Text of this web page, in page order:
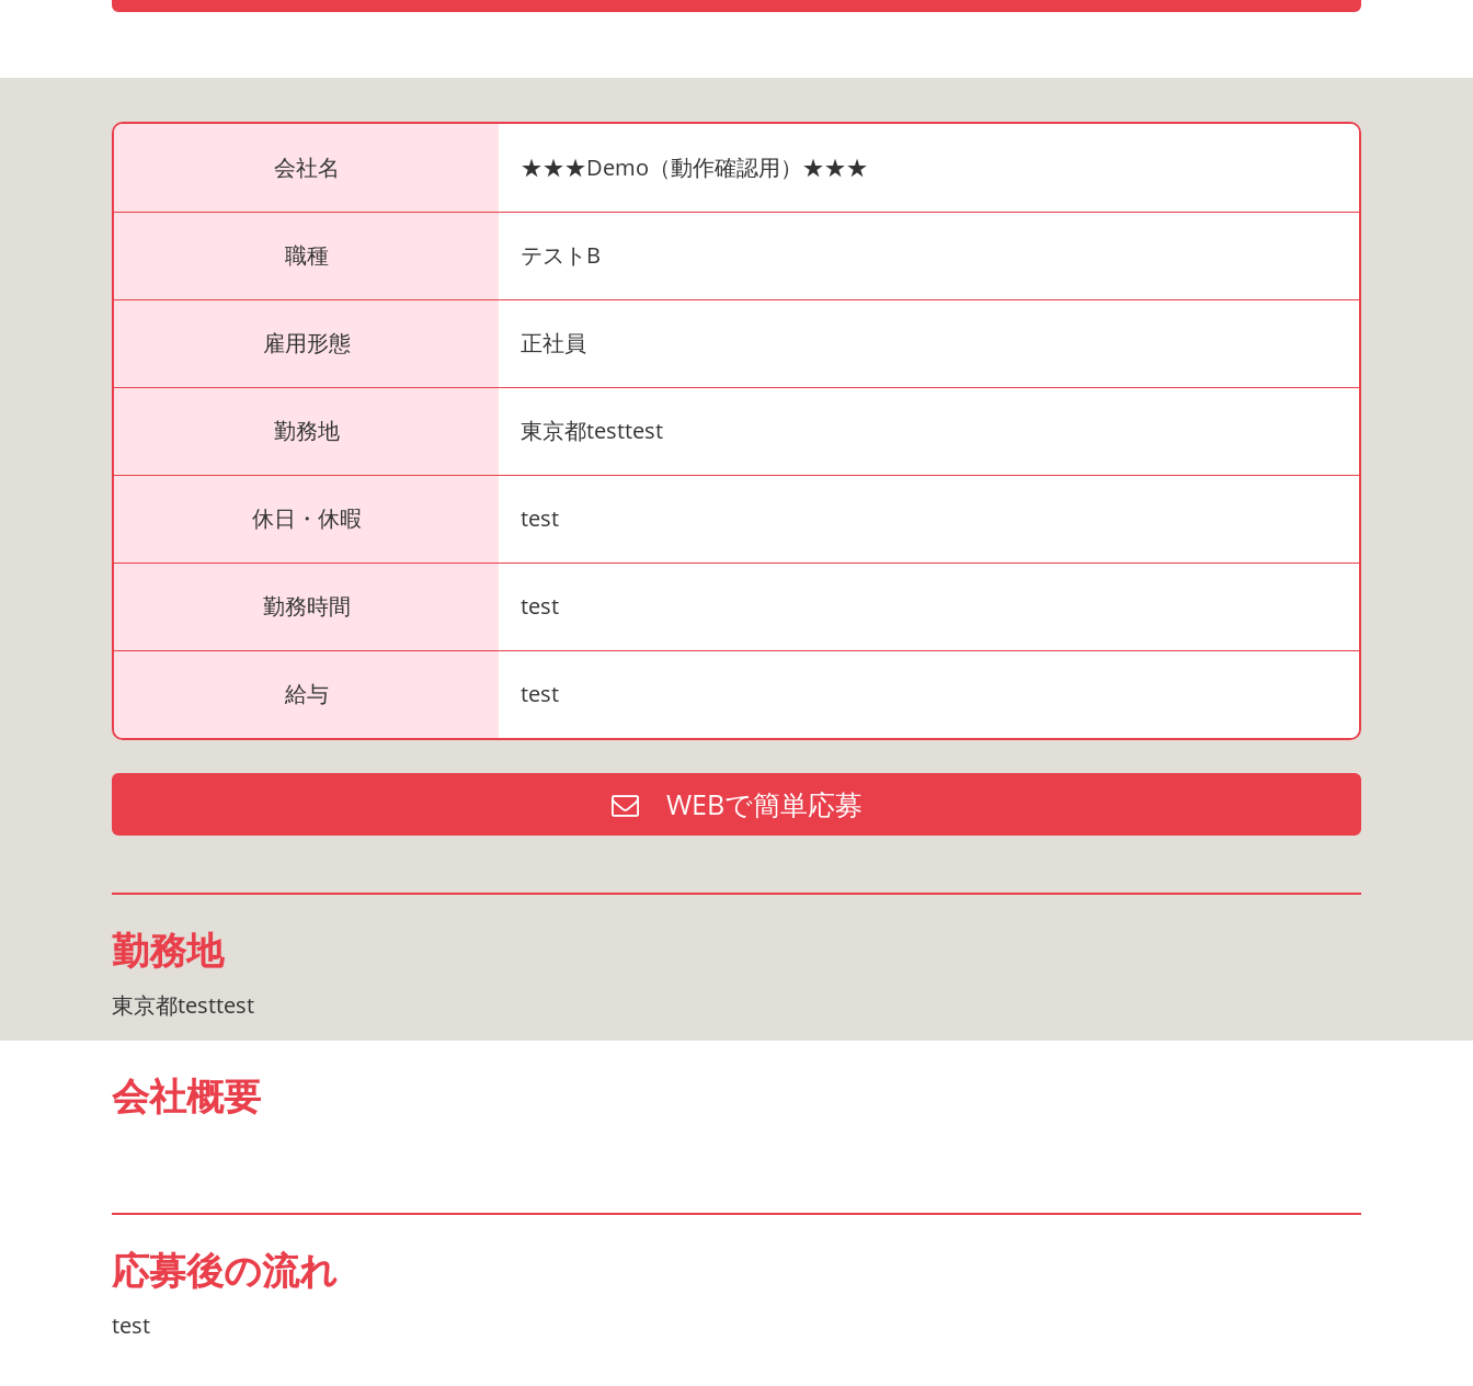
会社名 ★★★Demo（動作確認用）★★★
職種 テストB
雇用形態 正社員
勤務地 東京都testtest
休日・休暇 test
勤務時間 test
給与 test
WEBで簡単応募
勤務地
東京都testtest
会社概要
応募後の流れ
test